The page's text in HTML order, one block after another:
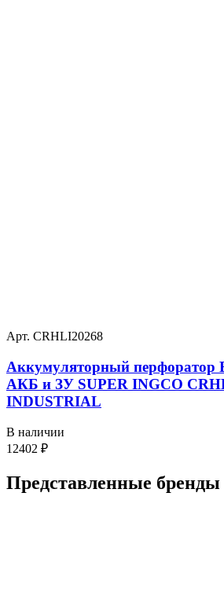
Арт. CRHLI20268
Аккумуляторный перфоратор
АКБ и ЗУ SUPER INGCO
INDUSTRIAL
В наличии
12402 ₽
Представленные бренды